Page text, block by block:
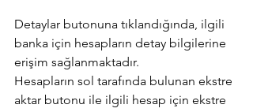
Detaylar butonuna tıklandığında, ilgili
banka için hesapların detay bilgilerine
erişim sağlanmaktadır.
Hesapların sol tarafında bulunan ekstre
aktar butonu ile ilgili hesap için ekstre